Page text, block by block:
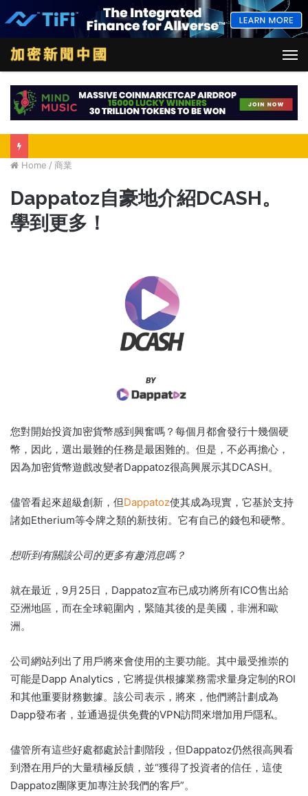
Home / 商業
Dappatoz自豪地介紹DCASH。
學到更多！
您對開始投資加密貨幣感到興奮嗎？ 每個月都會發行十幾個硬
幣，因此，選出最難的任務是最困難的。 但是，不必再擔心，
因為加密貨幣遊戲改變者Dappatoz很高興展示其DCASH。
儘管看起來超級創新，但Dappatoz使其成為現實，它基於支持
諸如Etherium等令牌之類的新技術。 它有自己的錢包和硬幣。
想听到有關該公司的更多有趣消息嗎？
就在最近，9月25日，Dappatoz宣布已成功將所有ICO售出給
亞洲地區，而在全球範圍內，緊隨其後的是美國，非洲和歐
洲。
公司網站列出了用戶將來會使用的主要功能。 其中最受推崇的
可能是Dapp Analytics，它將提供根據業務需求量身定制的ROI
和其他重要財務數據。 該公司表示，將來，他們將計劃成為
Dapp發布者，並通過提供免費的VPN訪問來增加用戶隱私。
儘管所有這些好處都處於計劃階段，但Dappatoz仍然很高興看
到潛在用戶的大量積極反饋，並“獲得了投資者的信任，這使
Dappatoz團隊更加專注於我們的客戶”。